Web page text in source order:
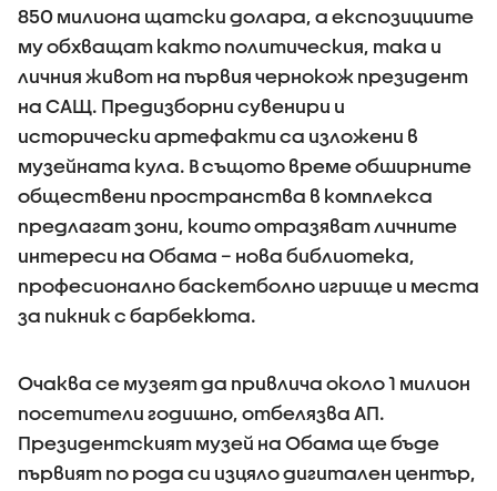
850 милиона щатски долара, а експозициите
му обхващат както политическия, така и
личния живот на първия чернокож президент
на САЩ. Предизборни сувенири и
исторически артефакти са изложени в
музейната кула. В същото време обширните
обществени пространства в комплекса
предлагат зони, които отразяват личните
интереси на Обама – нова библиотека,
професионално баскетболно игрище и места
за пикник с барбекюта.
Очаква се музеят да привлича около 1 милион
посетители годишно, отбелязва АП.
Президентският музей на Обама ще бъде
първият по рода си изцяло дигитален център,